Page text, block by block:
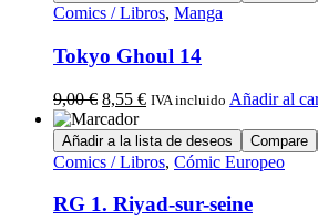
Comics / Libros, Manga
Tokyo Ghoul 14
9,00€ 8,55 € IVA incluido Añadir al
Añadir a la lista de deseos Compare
Comics / Libros, Cómic Europeo
RG 1. Riyad-sur-seine